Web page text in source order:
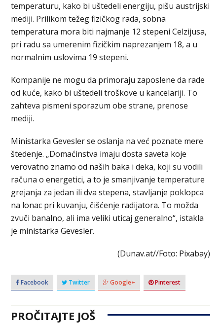
temperaturu, kako bi uštedeli energiju, pišu austrijski
mediji. Prilikom težeg fizičkog rada, sobna
temperatura mora biti najmanje 12 stepeni Celzijusa,
pri radu sa umerenim fizičkim naprezanjem 18, a u
normalnim uslovima 19 stepeni.
Kompanije ne mogu da primoraju zaposlene da rade
od kuće, kako bi uštedeli troškove u kancelariji. To
zahteva pismeni sporazum obe strane, prenose
mediji.
Ministarka Gevesler se oslanja na već poznate mere
štedenje. „Domaćinstva imaju dosta saveta koje
verovatno znamo od naših baka i deka, koji su vodili
računa o energetici, a to je smanjivanje temperature
grejanja za jedan ili dva stepena, stavljanje poklopca
na lonac pri kuvanju, čišćenje radijatora. To možda
zvuči banalno, ali ima veliki uticaj generalno“, istakla
je ministarka Gevesler.
(Dunav.at//Foto: Pixabay)
Facebook Twitter Google+ Pinterest
PROČITAJTE JOŠ